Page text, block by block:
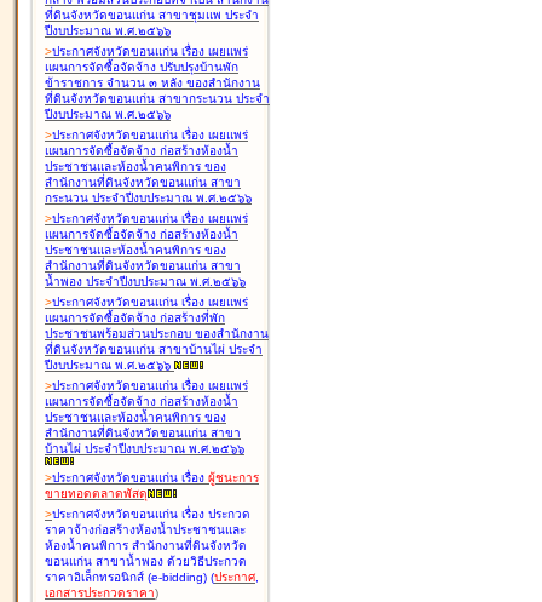
ที่ดินจังหวัดขอนแก่น สาขาชุมแพ ประจำ
ปีงบประมาณ พ.ศ.๒๕๖๖
>ประกาศจังหวัดขอนแก่น เรื่อง เผยแพร่
แผนการจัดซื้อจัดจ้าง ปรับปรุงบ้านพัก
ข้าราชการ จำนวน ๓ หลัง ของสำนักงาน
ที่ดินจังหวัดขอนแก่น สาขากระนวน ประจำ
ปีงบประมาณ พ.ศ.๒๕๖๖
>ประกาศจังหวัดขอนแก่น เรื่อง เผยแพร่
แผนการจัดซื้อจัดจ้าง ก่อสร้างห้องน้ำ
ประชาชนและห้องน้ำคนพิการ ของ
สำนักงานที่ดินจังหวัดขอนแก่น สาขา
กระนวน ประจำปีงบประมาณ พ.ศ.๒๕๖๖
>ประกาศจังหวัดขอนแก่น เรื่อง เผยแพร่
แผนการจัดซื้อจัดจ้าง ก่อสร้างห้องน้ำ
ประชาชนและห้องน้ำคนพิการ ของ
สำนักงานที่ดินจังหวัดขอนแก่น สาขา
น้ำพอง ประจำปีงบประมาณ พ.ศ.๒๕๖๖
>ประกาศจังหวัดขอนแก่น เรื่อง เผยแพร่
แผนการจัดซื้อจัดจ้าง ก่อสร้างที่พัก
ประชาชนพร้อมส่วนประกอบ ของสำนักงาน
ที่ดินจังหวัดขอนแก่น สาขาบ้านไผ่ ประจำ
ปีงบประมาณ พ.ศ.๒๕๖๖
>ประกาศจังหวัดขอนแก่น เรื่อง เผยแพร่
แผนการจัดซื้อจัดจ้าง ก่อสร้างห้องน้ำ
ประชาชนและห้องน้ำคนพิการ ของ
สำนักงานที่ดินจังหวัดขอนแก่น สาขา
บ้านไผ่ ประจำปีงบประมาณ พ.ศ.๒๕๖๖
>ประกาศจังหวัดขอนแก่น เรื่อง ผู้ชนะการ
ขายทอดตลาดพัสดุ
>ประกาศจังหวัดขอนแก่น เรื่อง ประกวด
ราคาจ้างก่อสร้างห้องน้ำประชาชนและ
ห้องน้ำคนพิการ สำนักงานที่ดินจังหวัด
ขอนแก่น สาขาน้ำพอง ด้วยวิธีประกวด
ราคาอิเล็กทรอนิกส์ (e-bidding) (ประกาศ,
เอกสารประกวดราคา)